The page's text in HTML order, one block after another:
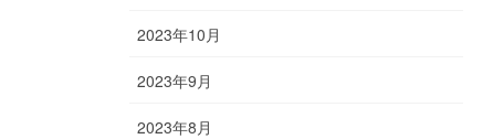
2023年10月
2023年9月
2023年8月